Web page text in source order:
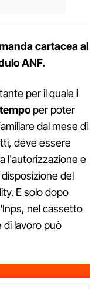
cartacea al
ANF.
per il qualei
per poter
dal mese di
deve essere
l'autorizzazione e
del
E solo dopo
nel cassetto
di lavoro può